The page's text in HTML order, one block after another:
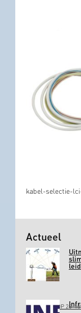
kabel-selectie-
Actueel
GEPLAATST OP 26-